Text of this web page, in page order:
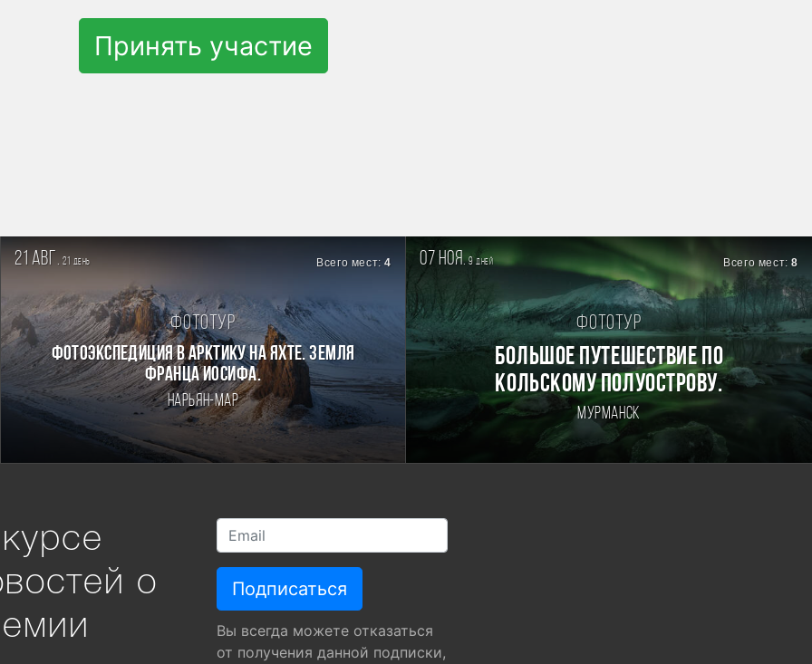
Принять участие
21 авг. 21 день Всего мест:4
Фототур
Фотоэкспедиция в Арктику на яхте. Земля
Франца Иосифа.
Нарьян-Мар
07 ноя.9дней Всего мест:8
Фототур
БОЛЬШОЕ ПУТЕШЕСТВИЕ ПО
КОЛЬСКОМУ ПОЛУОСТРОВУ.
Мурманск
о
Вы всегда можете отказаться
от получения данной подписки,